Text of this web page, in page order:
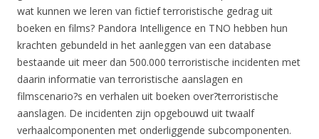
wat kunnen we leren van fictief terroristische gedrag uit
boeken en films? Pandora Intelligence en TNO hebben hun
krachten gebundeld in het aanleggen van een database
bestaande uit meer dan 500.000 terroristische incidenten met
daarin informatie van terroristische aanslagen en
filmscenario?s en verhalen uit boeken over?terroristische
aanslagen. De incidenten zijn opgebouwd uit twaalf
verhaalcomponenten met onderliggende subcomponenten.